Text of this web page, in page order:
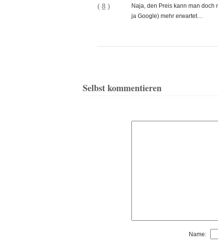
( 8 )
Naja, den Preis kann man doch
ja Google) mehr erwartet…
Selbst kommentieren
Name: